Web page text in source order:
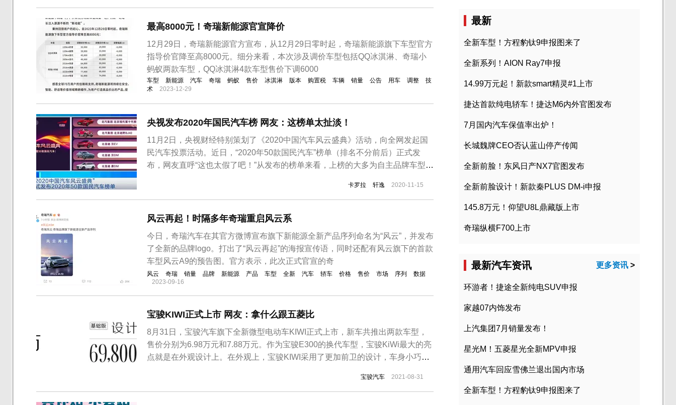
最高8000元！奇瑞新能源官宣降价
12月29日，奇瑞新能源官方宣布，从12月29日零时起，奇瑞新能源旗下车型官方
指导价官降至高8000元。细分来看，本次涉及调价车型包括QQ冰淇淋、奇瑞小
蚂蚁两款车型，QQ冰淇淋4款车型售价下调6000
车型 新能源 汽车 奇瑞 蚂蚁 售价 冰淇淋 版本 购置税 车辆 销量 公告 用车 调整
技
术
2023-12-29
央视发布2020年国民汽车榜 网友：这榜单太扯淡！
11月2日，央视财经特别策划了《2020中国汽车风云盛典》活动，向全网发起国
民汽车投票活动。近日，“2020年50款国民汽车”榜单（排名不分前后）正式发
布，网友直呼“这也太假了吧！”从发布的榜单来看，上榜的大多为自主品牌车型，
奇瑞蚂蚁等车型，不管是销量低迷或是热销的车型都出现在榜单中。哈弗H6、长
安CS75...
卡罗拉 轩逸 2020-11-15
风云再起！时隔多年奇瑞重启风云系
今日，奇瑞汽车在其官方微博宣布旗下新能源全新产品序列命名为“风云”，并发布
了全新的品牌logo。打出了“风云再起”的海报宣传语，同时还配有风云旗下的首款
车型风云A9的预告图。官方表示，此次正式官宣的奇
风云 奇瑞 销量 品牌 新能源 产品 车型 全新 汽车 轿车 价格 售价 市场 序列
数据
2023-09-16
宝骏KIWI正式上市 网友：拿什么跟五菱比
8月31日，宝骏汽车旗下全新微型电动车KIWI正式上市，新车共推出两款车型，
售价分别为6.98万元和7.88万元。作为宝骏E300的换代车型，宝骏KiWi最大的亮
点就是在外观设计上。在外观上，宝骏KIWI采用了更加前卫的设计，车身小巧造
悬浮座舱的效果。前保险杠处采用独特的“凹”形设计，“回”字形大日行灯和竖状转
向灯，科幻感还是比...
宝骏汽车 2021-08-31
最新
全新车型！方程豹钛9申报图来了
全新系列！AION Ray7申报
14.99万元起！新款smart精灵#1上市
捷达首款纯电轿车！捷达M6内外官图发布
7月国内汽车保值率出炉！
长城魏牌CEO否认蓝山停产传闻
全新前脸！东风日产NX7官图发布
全新前脸设计！新款秦PLUS DM-i申报
145.8万元！仰望U8L鼎藏版上市
奇瑞纵横F700上市
最新汽车资讯 更多资讯 >
环游者！捷途全新纯电SUV申报
家越07内饰发布
上汽集团7月销量发布！
星光M！五菱星光全新MPV申报
通用汽车回应雪佛兰退出国内市场
全新车型！方程豹钛9申报图来了